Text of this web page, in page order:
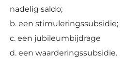
nadelig saldo;
b. een stimuleringssubsidie;
c. een jubileumbijdrage
d. een waarderingssubsidie.